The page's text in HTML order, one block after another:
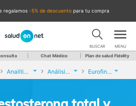
regalamos -5% de descuento para tu compra
BUSCAR MENU
Chat Médico Plan de salud Fidelity
Analíticas y Genética Análisis de testosterona total y libre Eurofins Análisis Clínicos Hospital Parque Vía de la Plata